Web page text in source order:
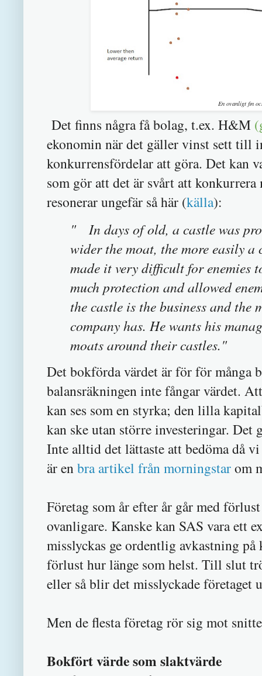
En ovanligt fin
Det finns några få bolag, t.ex. H&M
ekonomin när det gäller vinst sett till
konkurrensfördelar att göra. Det kan
som gör att det är svårt att
resonerar ungefär så här (källa):
" In days of old, a castle was
wider the moat, the more easily a
made it very difficult for enemies
much protection and allowed
the castle is the business and the
company has. He wants his
moats around their castles."
Det bokförda värdet är för för många
balansräkningen inte fångar värdet.
kan ses som en styrka; den lilla
kan ske utan större investeringar.
Inte alltid det lättaste att bedöma då
är enbra artikel från morningstarom
Företag som år efter år går med
ovanligare. Kanske kan SAS vara ett
misslyckas ge ordentlig avkastning
förlust hur länge som helst. Till slut
eller så blir det misslyckade företaget
Men de flesta företag rör sig mot
Bokfört värde som slaktvärde